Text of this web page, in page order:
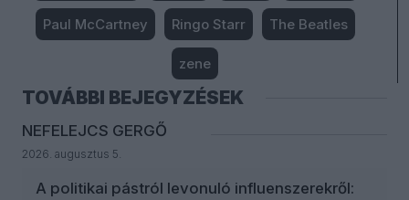
Paul McCartney Ringo Starr The Beatles
zene
TOVÁBBI BEJEGYZÉSEK
NEFELEJCS GERGŐ
2026. augusztus 5.
A politikai pástról levonuló influenszerekről: